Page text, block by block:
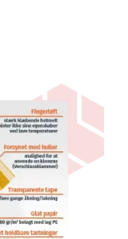
til
Priser